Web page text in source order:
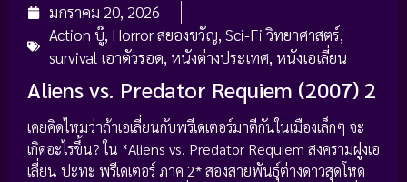
มกราคม 20, 2026
Action บู๊, Horror สยองขวัญ, Sci-Fi วิทยาศาสตร์,
survival เอาตัวรอด, หนังต่างประเทศ, หนังเอเลี่ยน
Aliens vs. Predator Requiem (2007) 2
เคยคิดไหมว่าถ้าเอเลี่ยนกับพรีเดเตอร์มาตีกันในเมืองเล็กๆ จะ
เกิดอะไรขึ้น? ใน *Aliens vs. Predator Requiem สงครามฝูงเอ
เลี่ยน ปะทะ พรีเดเตอร์ ภาค 2* สองสายพันธุ์ต่างดาวสุดโหด